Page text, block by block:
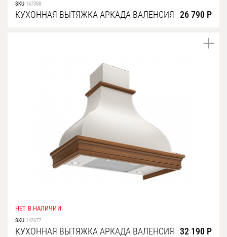
SKU 167398
КУХОННАЯ ВЫТЯЖКА АРКАДА ВАЛЕНСИЯ 26 790 Р
НЕТ В НАЛИЧИИ
SKU 142677
КУХОННАЯ ВЫТЯЖКА АРКАДА ВАЛЕНСИЯ 32 190 Р